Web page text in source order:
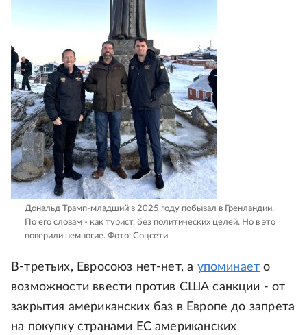
Дональд Трамп-младший в 2025 году побывал в Гренландии.
По его словам - как турист, без политических целей. Но в это
поверили немногие. Фото: Соцсети
В-третьих, Евросоюз нет-нет, а упоминает о
возможности ввести против США санкции - от
закрытия американских баз в Европе до запрета
на покупку странами ЕС американских